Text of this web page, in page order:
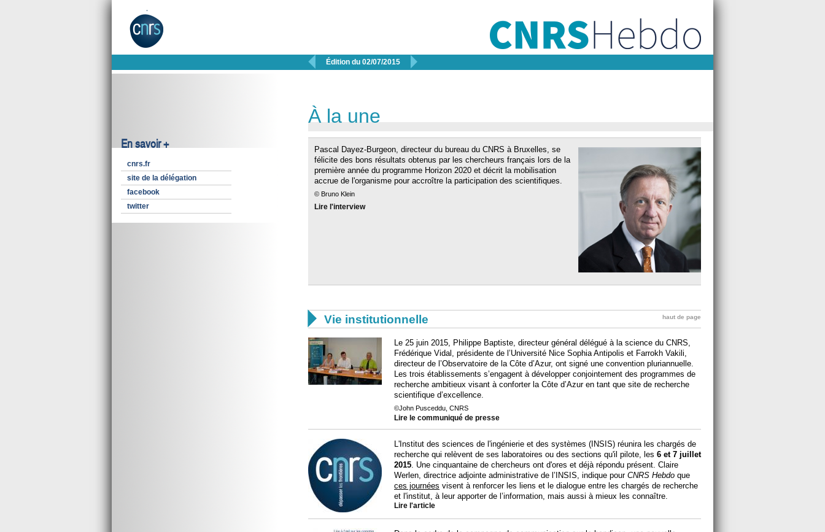
 Édition du 02/07/2015 
En savoir +
cnrs.fr
site de la délégation
facebook
twitter
À la une
Pascal Dayez-Burgeon, directeur du bureau du CNRS à Bruxelles, se
félicite des bons résultats obtenus par les chercheurs français lors de la
première année du programme Horizon 2020 et décrit la mobilisation
accrue de l'organisme pour accroître la participation des scientifiques.
© Bruno Klein
Lire l'interview
 Vie institutionnelle haut de page
Le 25 juin 2015, Philippe Baptiste, directeur général délégué à la science du CNRS,
Frédérique Vidal, présidente de l’Université Nice Sophia Antipolis et Farrokh Vakili,
directeur de l’Observatoire de la Côte d’Azur, ont signé une convention pluriannuelle.
Les trois établissements s’engagent à développer conjointement des programmes de
recherche ambitieux visant à conforter la Côte d’Azur en tant que site de recherche
scientifique d’excellence.
©John Pusceddu, CNRS
Lire le communiqué de presse
L'Institut des sciences de l'ingénierie et des systèmes (INSIS) réunira les chargés de
recherche qui relèvent de ses laboratoires ou des sections qu'il pilote, les 6 et 7 juillet
2015 . Une cinquantaine de chercheurs ont d'ores et déjà répondu présent. Claire
Werlen, directrice adjointe administrative de l’INSIS, indique pour CNRS Hebdo que
ces journées visent à renforcer les liens et le dialogue entre les chargés de recherche
et l'institut, à leur apporter de l’information, mais aussi à mieux les connaître.
Lire l'article